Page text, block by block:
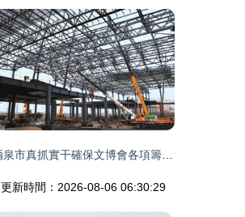
更新時間：2026-08-06 06:30:29